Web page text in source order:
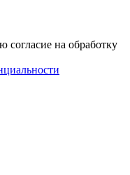
согласие на обработку